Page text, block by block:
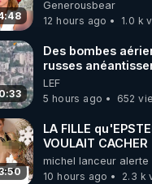
CENSURÉES SUR
Youtube sont aussi
EN PRÉSENTIEL
07.08.2026.
Generousbear
12 hours ago
1.0 k
Des bombes
russes
centres de
drones de 3
ukrainienne
LEF
5 hours ago
652
LA FILLE
VOULAIT CACHER
michel lanceur alerte
10 hours ago
2.3 k